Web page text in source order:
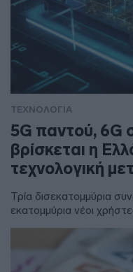
ΤΕΧΝΟΛΟΓΙΑ
5G παντού, 6G
βρίσκεται η
τεχνολογική
Τρία δισεκατομμύρια
εκατομμύρια νέοι